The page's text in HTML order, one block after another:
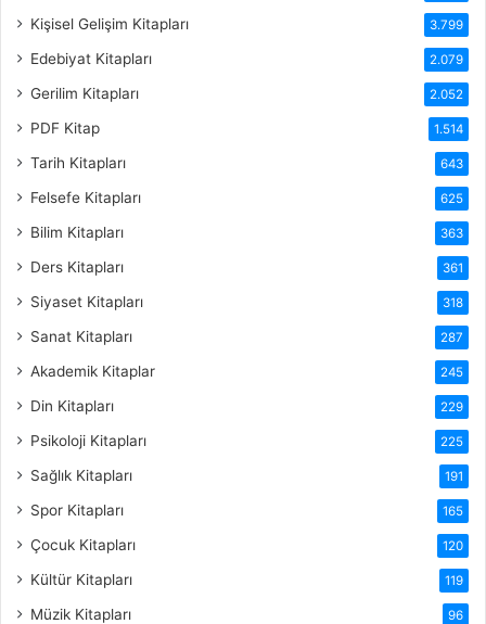
Kişisel Gelişim Kitapları 3.799
Edebiyat Kitapları 2.079
Gerilim Kitapları 2.052
PDF Kitap 1.514
Tarih Kitapları 643
Felsefe Kitapları 625
Bilim Kitapları 363
Ders Kitapları 361
Siyaset Kitapları 318
Sanat Kitapları 287
Akademik Kitaplar 245
Din Kitapları 229
Psikoloji Kitapları 225
Sağlık Kitapları 191
Spor Kitapları 165
Çocuk Kitapları 120
Kültür Kitapları 119
Müzik Kitapları 96